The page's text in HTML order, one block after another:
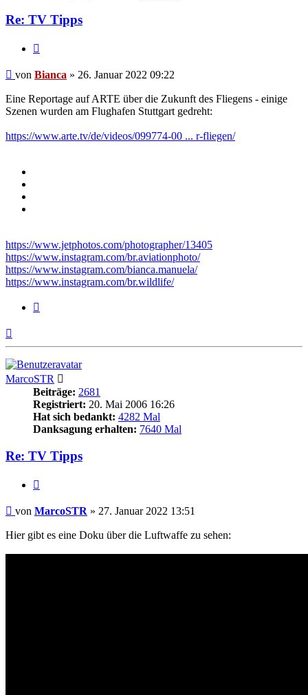
Re: TV Tipps
Beitrag
von Bianca » 26. Januar 2022 09:22
Eine Reportage auf ARTE über die Zukunft des Fliegens - einige
Szenen wurden am Flughafen Stuttgart gedreht:
https://www.arte.tv/de/videos/099774-00 ... r-fliegen/
https://www.jetphotos.com/photographer/13405
https://www.instagram.com/br.aviationphoto/
https://www.instagram.com/bianca.manuela/
https://www.instagram.com/br.wildlife/
MarcoSTR
Beiträge: 2681
Registriert: 20. Mai 2006 16:26
Hat sich bedankt: 4282 Mal
Danksagung erhalten: 7640 Mal
Re: TV Tipps
Beitrag
von MarcoSTR » 27. Januar 2022 13:51
Hier gibt es eine Doku über die Luftwaffe zu sehen: